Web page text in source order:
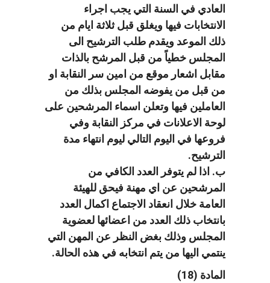
العادي في السنة التي يجب اجراء
الانتخابات فيها ويغلق قبل ثلاثة ايام من
ذلك الموعد ويقدم طلب الترشيح الى
المجلس خطياً من قبل المرشح بالذات
مقابل اشعار موقع من امين سر النقابة او
من قبل من يفوضه المجلس بذلك من
العاملين فيها وتعلن اسماء المرشحين على
لوحة الاعلانات في مركز النقابة وفي
فروعها في اليوم التالي ليوم انتهاء مدة
الترشيح.
ب. اذا لم يتوفر العدد الكافي من
المرشحين عن اي مهنة فيحق للهيئة
العامة خلال انعقاد الاجتماع اكمال العدد
بانتخاب ذلك العدد من اعضائها لعضوية
المجلس وذلك بغض النظر عن المهن التي
ينتمي اليها من يتم انتخابه في هذه الحالة.
المادة (18)